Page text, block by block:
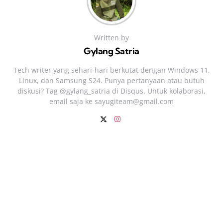
Written by
Gylang Satria
Tech writer yang sehari‑hari berkutat dengan Windows 11,
Linux, dan Samsung S24. Punya pertanyaan atau butuh
diskusi? Tag @gylang_satria di Disqus. Untuk kolaborasi,
email saja ke sayugiteam@gmail.com